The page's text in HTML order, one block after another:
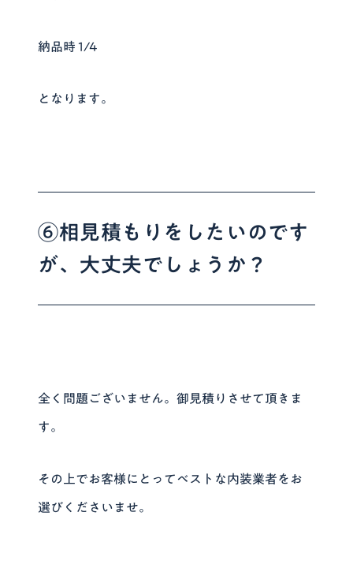
納品時 1/4
となります。
⑥相見積もりをしたいのです
が、大丈夫でしょうか？
全く問題ございません。御見積りさせて頂きま
す。
その上でお客様にとってベストな内装業者をお
選びくださいませ。